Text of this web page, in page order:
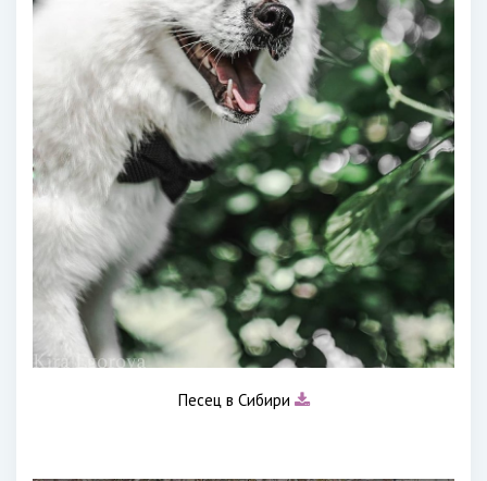
Песец в Сибири